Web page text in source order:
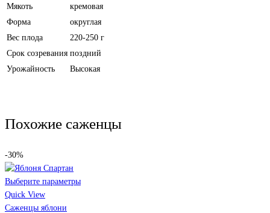
Мякоть
кремовая
Форма
округлая
Вес плода
220-250 г
Срок созревания поздний
Урожайность
Высокая
Похожие саженцы
-30%
Выберите параметры
Quick View
Саженцы яблони